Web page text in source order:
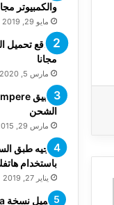
والكمبيوتر
مايو 29, 2019
مواقع تحميل
مجانا
مارس 5, 2020
الشحن
مارس 29, 2015
توجيه طبق
باستخدام
يناير 27, 2019